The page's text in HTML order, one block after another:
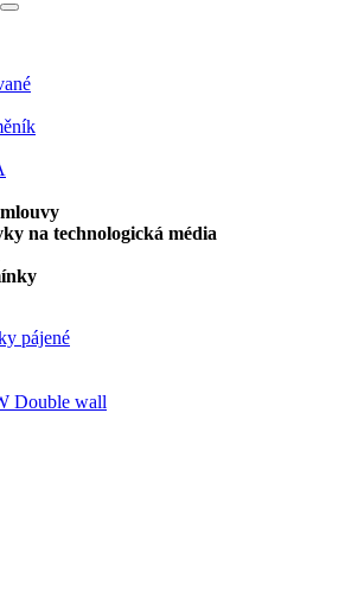
na technologická média
pájené
Double wall